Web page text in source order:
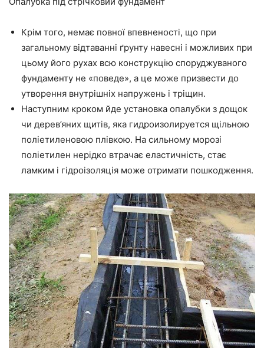
Крім того, немає повної впевненості, що при
загальному відтаванні ґрунту навесні і можливих при
цьому його рухах всю конструкцію споруджуваного
фундаменту не «поведе», а це може призвести до
утворення внутрішніх напружень і тріщин.
Наступним кроком йде установка опалубки з дощок
чи дерев’яних щитів, яка гидроизолируется щільною
поліетиленовою плівкою. На сильному морозі
поліетилен нерідко втрачає еластичність, стає
ламким і гідроізоляція може отримати пошкодження.